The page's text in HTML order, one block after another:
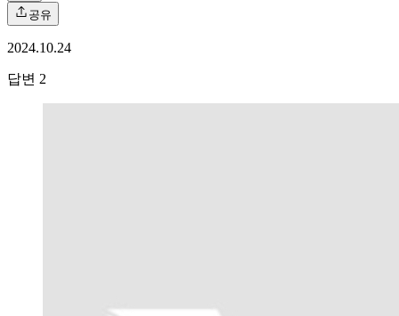
공유
2024.10.24
답변 2